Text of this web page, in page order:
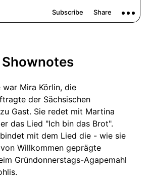
Shownotes
war Mira Körlin, die
der Sächsischen
Gast. Sie redet mit Martina
das Lied "Ich bin das Brot".
mit dem Lied die - wie sie
Willkommen geprägte
Gründonnerstags-Agapemahl